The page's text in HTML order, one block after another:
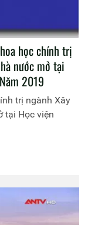
học chính trị
nước mở tại
2019
trị ngành Xây
tại Học viện